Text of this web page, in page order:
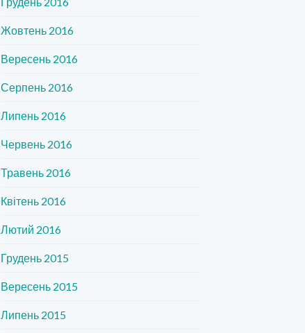
Жовтень 2016
Вересень 2016
Серпень 2016
Липень 2016
Червень 2016
Травень 2016
Квітень 2016
Лютий 2016
Грудень 2015
Вересень 2015
Липень 2015